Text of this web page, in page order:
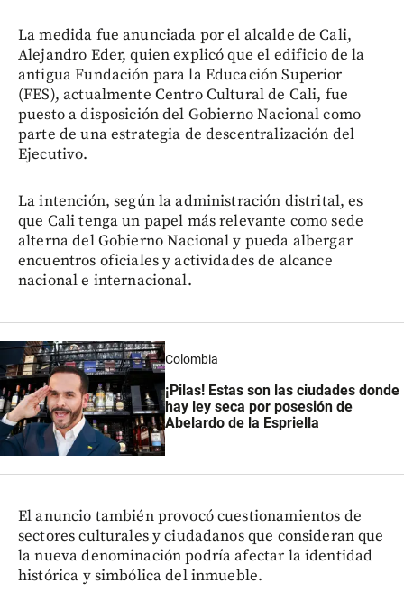
La medida fue anunciada por el alcalde de Cali,
Alejandro Eder, quien explicó que el edificio de la
antigua Fundación para la Educación Superior
(FES), actualmente Centro Cultural de Cali, fue
puesto a disposición del Gobierno Nacional como
parte de una estrategia de descentralización del
Ejecutivo.
La intención, según la administración distrital, es
que Cali tenga un papel más relevante como sede
alterna del Gobierno Nacional y pueda albergar
encuentros oficiales y actividades de alcance
nacional e internacional.
Colombia
¡Pilas! Estas son las ciudades donde
hay ley seca por posesión de
Abelardo de la Espriella
El anuncio también provocó cuestionamientos de
sectores culturales y ciudadanos que consideran que
la nueva denominación podría afectar la identidad
histórica y simbólica del inmueble.